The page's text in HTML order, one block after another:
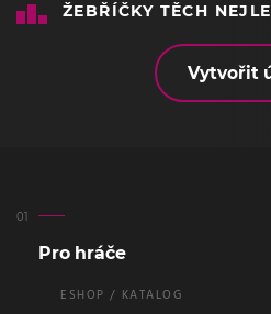
ŽEBŘÍČKY TĚCH
Vytvořit
Pro hráče
ESHOP / KATALOG